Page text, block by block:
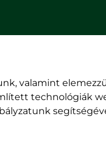
valamint
technológiák